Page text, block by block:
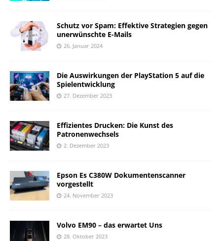
Schutz vor Spam: Effektive Strategien gegen
unerwünschte E-Mails
26. Januar 2024
Die Auswirkungen der PlayStation 5 auf die
Spielentwicklung
27. Dezember 2023
Effizientes Drucken: Die Kunst des
Patronenwechsels
2. Dezember 2023
Epson Es C380W Dokumentenscanner
vorgestellt
24. November 2023
Volvo EM90 – das erwartet Uns
28. Oktober 2023